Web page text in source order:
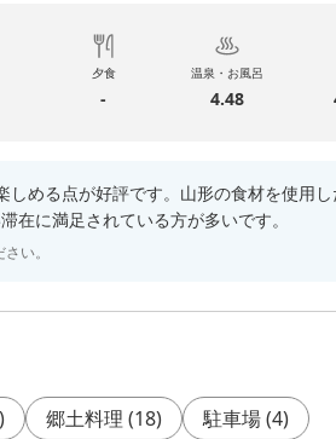
夕食
-
温泉・お風呂
4.48
める点が好評です。山形の食材を使用
在に満足されている方が多いです。
い。
) 郷土料理 (18) 駐車場(4)